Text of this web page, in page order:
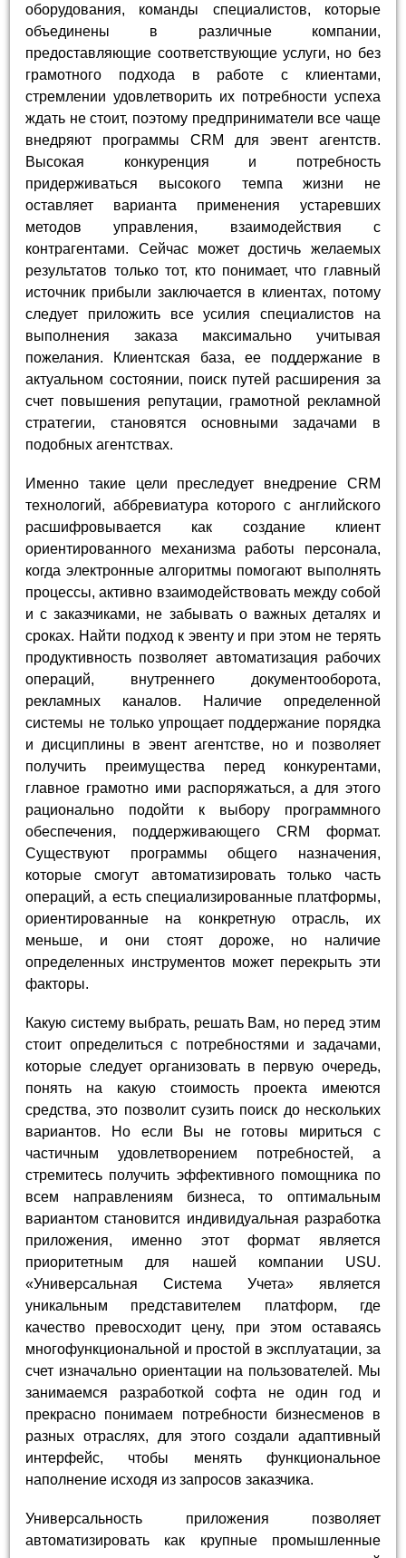
оборудования, команды специалистов, которые
объединены в различные компании,
предоставляющие соответствующие услуги, но без
грамотного подхода в работе с клиентами,
стремлении удовлетворить их потребности успеха
ждать не стоит, поэтому предприниматели все чаще
внедряют программы CRM для эвент агентств.
Высокая конкуренция и потребность
придерживаться высокого темпа жизни не
оставляет варианта применения устаревших
методов управления, взаимодействия с
контрагентами. Сейчас может достичь желаемых
результатов только тот, кто понимает, что главный
источник прибыли заключается в клиентах, потому
следует приложить все усилия специалистов на
выполнения заказа максимально учитывая
пожелания. Клиентская база, ее поддержание в
актуальном состоянии, поиск путей расширения за
счет повышения репутации, грамотной рекламной
стратегии, становятся основными задачами в
подобных агентствах.
Именно такие цели преследует внедрение CRM
технологий, аббревиатура которого с английского
расшифровывается как создание клиент
ориентированного механизма работы персонала,
когда электронные алгоритмы помогают выполнять
процессы, активно взаимодействовать между собой
и с заказчиками, не забывать о важных деталях и
сроках. Найти подход к эвенту и при этом не терять
продуктивность позволяет автоматизация рабочих
операций, внутреннего документооборота,
рекламных каналов. Наличие определенной
системы не только упрощает поддержание порядка
и дисциплины в эвент агентстве, но и позволяет
получить преимущества перед конкурентами,
главное грамотно ими распоряжаться, а для этого
рационально подойти к выбору программного
обеспечения, поддерживающего CRM формат.
Существуют программы общего назначения,
которые смогут автоматизировать только часть
операций, а есть специализированные платформы,
ориентированные на конкретную отрасль, их
меньше, и они стоят дороже, но наличие
определенных инструментов может перекрыть эти
факторы.
Какую систему выбрать, решать Вам, но перед этим
стоит определиться с потребностями и задачами,
которые следует организовать в первую очередь,
понять на какую стоимость проекта имеются
средства, это позволит сузить поиск до нескольких
вариантов. Но если Вы не готовы мириться с
частичным удовлетворением потребностей, а
стремитесь получить эффективного помощника по
всем направлениям бизнеса, то оптимальным
вариантом становится индивидуальная разработка
приложения, именно этот формат является
приоритетным для нашей компании USU.
«Универсальная Система Учета» является
уникальным представителем платформ, где
качество превосходит цену, при этом оставаясь
многофункциональной и простой в эксплуатации, за
счет изначально ориентации на пользователей. Мы
занимаемся разработкой софта не один год и
прекрасно понимаем потребности бизнесменов в
разных отраслях, для этого создали адаптивный
интерфейс, чтобы менять функциональное
наполнение исходя из запросов заказчика.
Универсальность приложения позволяет
автоматизировать как крупные промышленные